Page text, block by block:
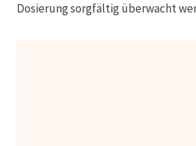
Dosierung sorgfältig überwacht